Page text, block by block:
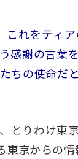
これをティ
感謝の言葉
ちの使命だ
とりわけ東
京からの情